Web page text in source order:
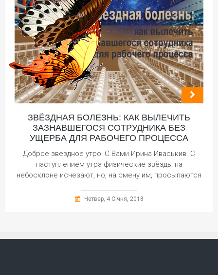
ЗВЁЗДНАЯ БОЛЕЗНЬ: КАК ВЫЛЕЧИТЬ
ЗАЗНАВШЕГОСЯ СОТРУДНИКА БЕЗ
УЩЕРБА ДЛЯ РАБОЧЕГО ПРОЦЕССА
Доброе звёздное утро! С Вами Ирина Иваськив. С
наступлением утра физические звёзды на
небосклоне исчезают, но, на смену им, просыпаются
Четвер, 4 Січня, 2018